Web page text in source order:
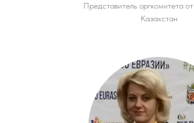
Представитель оргкомитета
Казахстан